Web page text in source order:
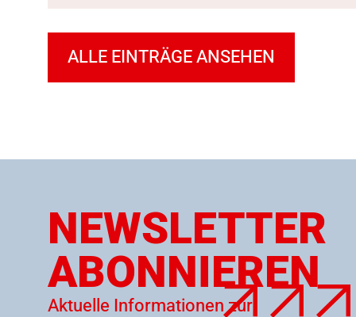
ALLE EINTRÄGE ANSEHEN
NEWSLETTER
ABONNIEREN
Aktuelle Informationen zur